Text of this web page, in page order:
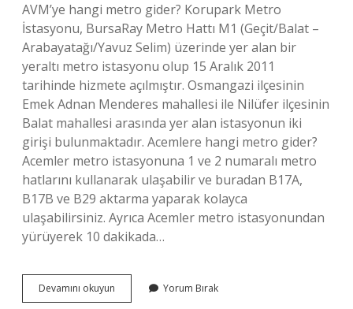
AVM’ye hangi metro gider? Korupark Metro
İstasyonu, BursaRay Metro Hattı M1 (Geçit/Balat –
Arabayatağı/Yavuz Selim) üzerinde yer alan bir
yeraltı metro istasyonu olup 15 Aralık 2011
tarihinde hizmete açılmıştır. Osmangazi ilçesinin
Emek Adnan Menderes mahallesi ile Nilüfer ilçesinin
Balat mahallesi arasında yer alan istasyonun iki
girişi bulunmaktadır. Acemlere hangi metro gider?
Acemler metro istasyonuna 1 ve 2 numaralı metro
hatlarını kullanarak ulaşabilir ve buradan B17A,
B17B ve B29 aktarma yaparak kolayca
ulaşabilirsiniz. Ayrıca Acemler metro istasyonundan
yürüyerek 10 dakikada…
Devamını okuyun Altıparmak
Hangi
Yorum Bırak